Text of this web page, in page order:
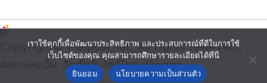
Copyright© thaipost.net, All rights reserved.,
ออกแบบเว็บ จัดทำเว็บไซต์โดย iDesign
เราใช้คุกกี้เพื่อพัฒนาประสิทธิภาพ และประสบการณ์ที่ดีในการใช้
เว็บไซต์ของคุณ คุณสามารถศึกษารายละเอียดได้ที่นี่
ยินยอม
นโยบายความเป็นส่วนตัว